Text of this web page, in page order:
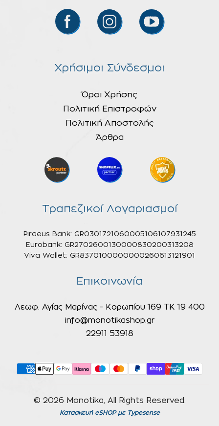
Χρήσιμοι Σύνδεσμοι
Όροι Χρήσης
Πολιτική Επιστροφών
Πολιτική Αποστολής
Άρθρα
Τραπεζικοί Λογαριασμοί
Piraeus Bank: GR0301721060005106107931245
Eurobank: GR2702600130000830200313208
Viva Wallet: GR8370100000000260613121901
Επικοινωνία
Λεωφ. Αγίας Μαρίνας - Κορωπίου 169 ΤΚ 19 400
info@monotikashop.gr
22911 53918
© 2026 Monotika, All Rights Reserved.
Κατασκευή eSHOPμε Typesense